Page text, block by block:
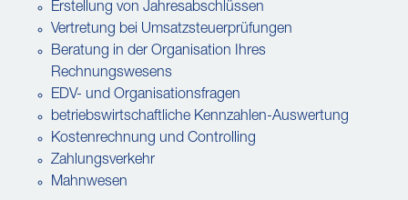
Erstellung von Jahresabschlüssen
Vertretung bei Umsatzsteuerprüfungen
Beratung in der Organisation Ihres
Rechnungswesens
EDV- und Organisationsfragen
betriebswirtschaftliche Kennzahlen-Auswertung
Kostenrechnung und Controlling
Zahlungsverkehr
Mahnwesen